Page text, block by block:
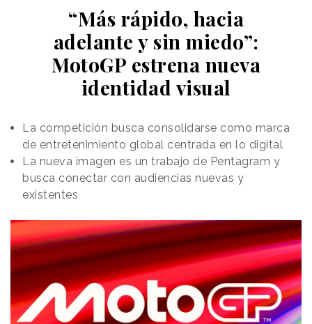
“Más rápido, hacia
adelante y sin miedo”:
MotoGP estrena nueva
identidad visual
La competición busca consolidarse como marca
de entretenimiento global centrada en lo digital
La nueva imagen es un trabajo de Pentagram y
busca conectar con audiencias nuevas y
existentes